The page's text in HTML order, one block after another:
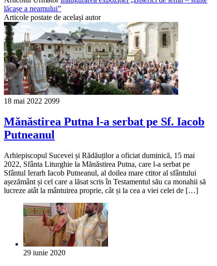
lăcașe a neamului”
Articole postate de același autor
18 mai 2022 2099
Mănăstirea Putna l-a serbat pe Sf. Iacob
Putneanul
Arhiepiscopul Sucevei și Rădăuților a oficiat duminică, 15 mai
2022, Sfânta Liturghie la Mănăstirea Putna, care l-a serbat pe
Sfântul Ierarh Iacob Putneanul, al doilea mare ctitor al sfântului
așezământ și cel care a lăsat scris în Testamentul său ca monahii să
lucreze atât la mântuirea proprie, cât și la cea a viei celei de […]
29 iunie 2020